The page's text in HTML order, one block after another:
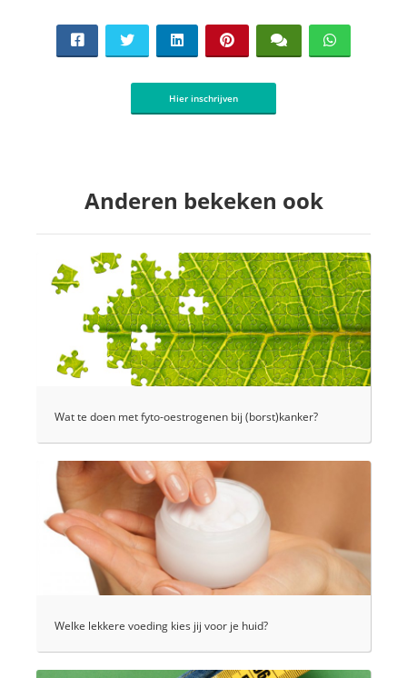
Hier inschrijven
Anderen bekeken ook
Wat te doen met fyto-oestrogenen bij (borst)kanker?
Welke lekkere voeding kies jij voor je huid?